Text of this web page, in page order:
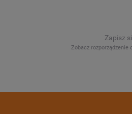
Zapisz
Zobacz rozporządzenie